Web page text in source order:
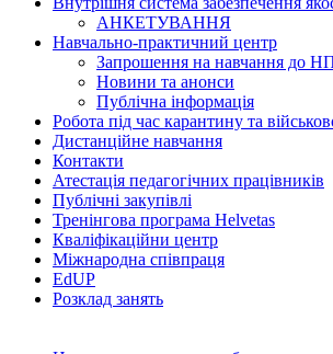
АНКЕТУВАННЯ
Навчально-практичний центр
Запрошення на навчання до
Новини та анонси
Публічна інформація
Робота під час карантину та
Дистанційне навчання
Контакти
Атестація педагогічних працівників
Публічні закупівлі
Тренінгова програма Helvetas
Кваліфікаційни центр
Міжнародна співпраця
EdUР
Розклад занять